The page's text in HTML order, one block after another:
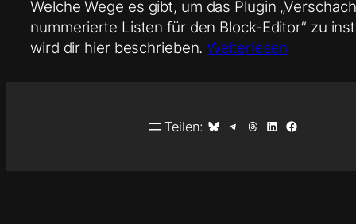
Welche Wege es gibt, um das Plugin
nummerierte Listen für den Block-Editor“ zu
wird dir hier beschrieben.Weiterlesen
Teilen: Auf Bluesky teilenAuf Telegram teilenAuf Threads teilenAuf LinkedIn teilenAuf Facebook teilen